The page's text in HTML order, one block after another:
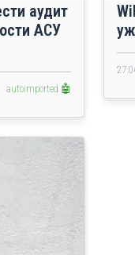
аудит
АСУ
autoimported 🤖